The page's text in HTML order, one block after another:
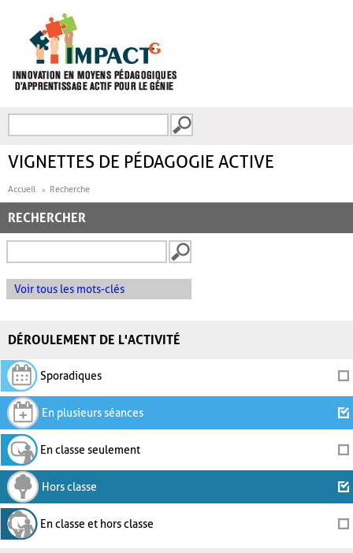
FORMULAIRE DE
VIGNETTES DE PÉDAGOGIE ACTIVE
Accueil Recherche
RECHERCHER
Voir tous les mots-clés
DÉROULEMENT DE L'ACTIVITÉ
Sporadiques
En plusieurs séances
En classe seulement
Hors classe
En classe et hors classe